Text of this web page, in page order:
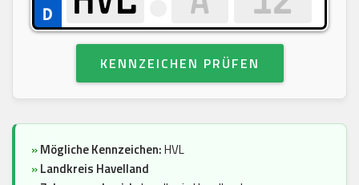
KENNZEICHEN PRÜFEN
»Mögliche Kennzeichen:HVL
»Landkreis Havelland